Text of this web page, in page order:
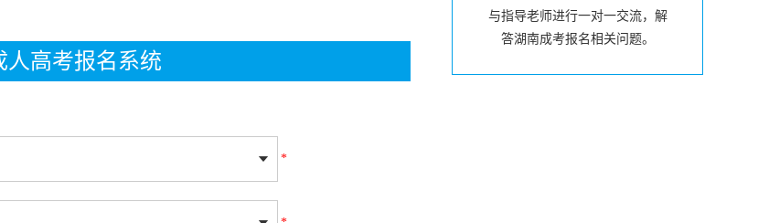
人高考报名系统
*
与指导老师进行一对一交流，解
答湖南成考报名相关问题。